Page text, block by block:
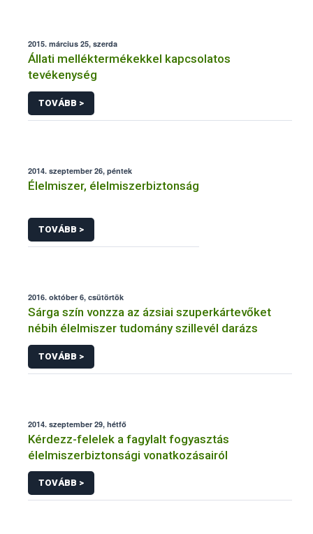
2015. március 25, szerda
Állati melléktermékekkel kapcsolatos
tevékenység
TOVÁBB >
2014. szeptember 26, péntek
Élelmiszer, élelmiszerbiztonság
TOVÁBB >
2016. október 6, csütörtök
Sárga szín vonzza az ázsiai szuperkártevőket
nébih élelmiszer tudomány szillevél darázs
TOVÁBB >
2014. szeptember 29, hétfő
Kérdezz-felelek a fagylalt fogyasztás
élelmiszerbiztonsági vonatkozásairól
TOVÁBB >